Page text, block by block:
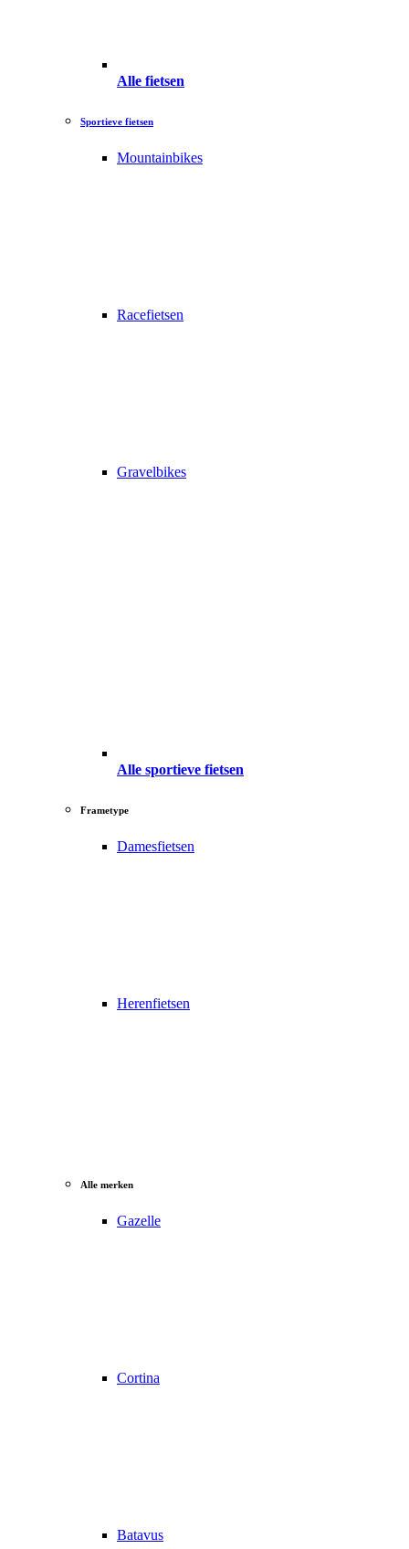
Alle fietsen
Sportieve fietsen
Mountainbikes
Racefietsen
Gravelbikes
Alle sportieve fietsen
Frametype
Damesfietsen
Herenfietsen
Alle merken
Gazelle
Cortina
Batavus